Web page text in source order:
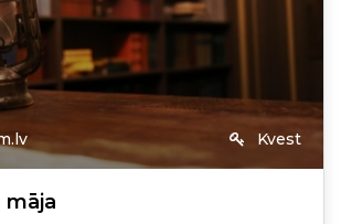
Kvest
māja